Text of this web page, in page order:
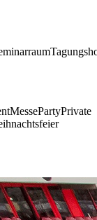
MessePartyPrivate